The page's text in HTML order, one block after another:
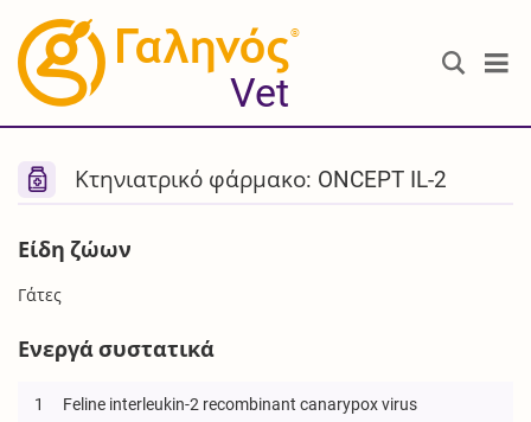
®
Vet
Κτηνιατρικό φάρμακο: ONCEPT IL-2
Είδη ζώων
Γάτες
Ενεργά συστατικά
1
Feline interleukin-2 recombinant canarypox virus